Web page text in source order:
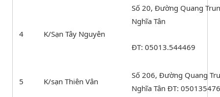
4 K/Sạn Tây Nguyên
Số 20, Đường Quang
Nghĩa Tân
ĐT: 05013.544469
5 K/sạn Thiên Vân
Số 206, Đường Quang
Nghĩa Tân ĐT: